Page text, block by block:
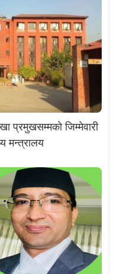
प्रमुखसम्मको जिम्मेवारी
मन्त्रालय